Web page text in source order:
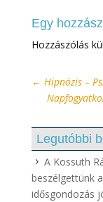
Egy
Hozzászólás
← Hipnózis –
Legutóbbi
A Kossuth
beszélgettünk
idősgondozás